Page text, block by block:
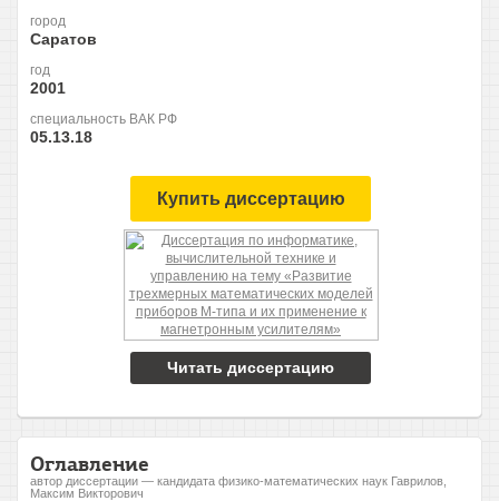
город
Саратов
год
2001
специальность ВАК РФ
05.13.18
Купить диссертацию
Читать диссертацию
Оглавление
автор диссертации — кандидата физико-математических наук Гаврилов,
Максим Викторович